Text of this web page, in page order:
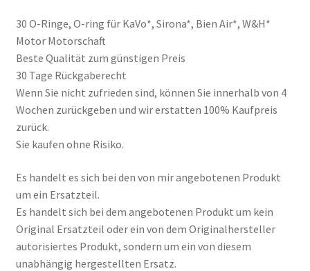
30 O-Ringe, O-ring für KaVo*, Sirona*, Bien Air*, W&H*
Motor Motorschaft
Beste Qualität zum günstigen Preis
30 Tage Rückgaberecht
Wenn Sie nicht zufrieden sind, können Sie innerhalb von 4
Wochen zurückgeben und wir erstatten 100% Kaufpreis
zurück.
Sie kaufen ohne Risiko.
Es handelt es sich bei den von mir angebotenen Produkt
um ein Ersatzteil.
Es handelt sich bei dem angebotenen Produkt um kein
Original Ersatzteil oder ein von dem Originalhersteller
autorisiertes Produkt, sondern um ein von diesem
unabhängig hergestellten Ersatz.